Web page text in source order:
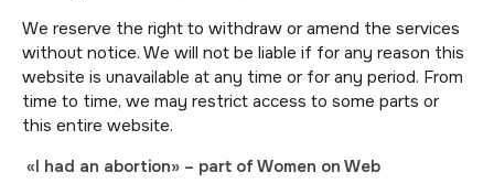
We reserve the right to withdraw or amend the services
without notice. We will not be liable if for any reason this
website is unavailable at any time or for any period. From
time to time, we may restrict access to some parts or
this entire website.
«I had an abortion» – part of Women on Web